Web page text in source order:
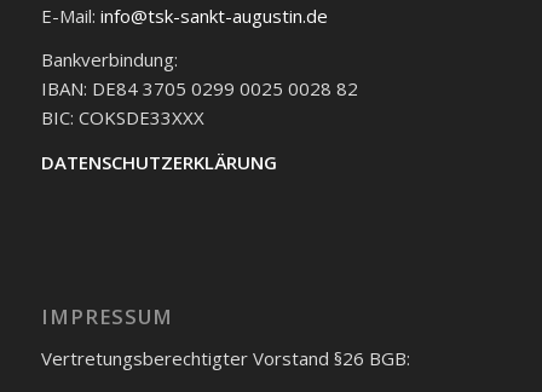
E-Mail: info@tsk-sankt-augustin.de
Bankverbindung:
IBAN: DE84 3705 0299 0025 0028 82
BIC: COKSDE33XXX
DATENSCHUTZERKLÄRUNG
IMPRESSUM
Vertretungsberechtigter Vorstand §26 BGB: